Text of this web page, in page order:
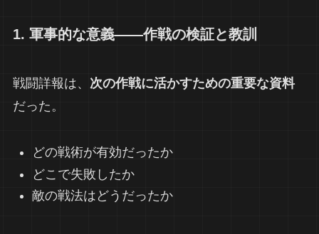
1. 軍事的な意義――作戦の検証と教訓
戦闘詳報は、 次の作戦に活かすための重要な資料
だった。
どの戦術が有効だったか
どこで失敗したか
敵の戦法はどうだったか